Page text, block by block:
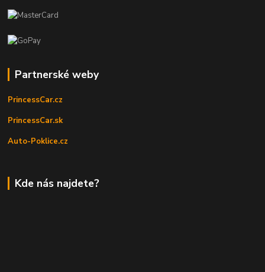
Partnerské weby
PrincessCar.cz
PrincessCar.sk
Auto-Poklice.cz
Kde nás najdete?